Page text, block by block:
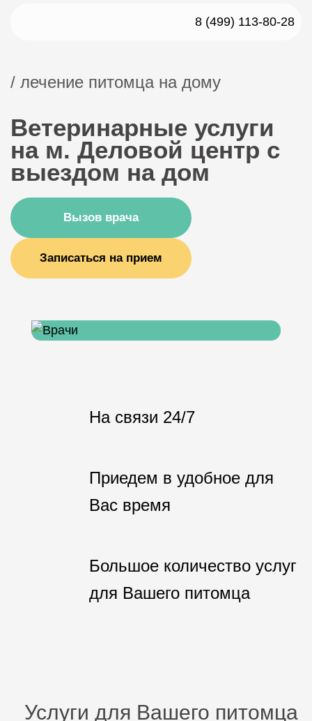
8 (499) 113-80-28
/ лечение питомца на дому
Ветеринарные услуги
на м. Деловой центр с
выездом на дом
Вызов врача
Записаться на прием
На связи 24/7
Приедем в удобное для
Вас время
Большое количество услуг
для Вашего питомца
Услуги для Вашего питомца